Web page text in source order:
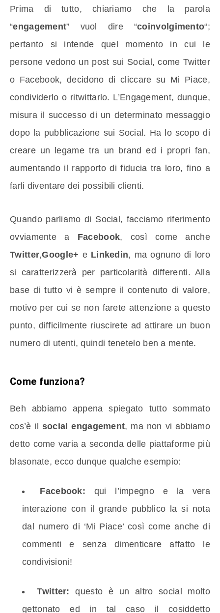
Prima di tutto, chiariamo che la parola
“engagement” vuol dire “coinvolgimento“;
pertanto si intende quel momento in cui le
persone vedono un post sui Social, come Twitter
o Facebook, decidono di cliccare su Mi Piace,
condividerlo o ritwittarlo. L’Engagement, dunque,
misura il successo di un determinato messaggio
dopo la pubblicazione sui Social. Ha lo scopo di
creare un legame tra un brand ed i propri fan,
aumentando il rapporto di fiducia tra loro, fino a
farli diventare dei possibili clienti.
Quando parliamo di Social, facciamo riferimento
ovviamente a Facebook, così come anche
Twitter,Google+ e Linkedin, ma ognuno di loro
si caratterizzerà per particolarità differenti. Alla
base di tutto vi è sempre il contenuto di valore,
motivo per cui se non farete attenzione a questo
punto, difficilmente riuscirete ad attirare un buon
numero di utenti, quindi tenetelo ben a mente.
Come funziona?
Beh abbiamo appena spiegato tutto sommato
cos’è il social engagement, ma non vi abbiamo
detto come varia a seconda delle piattaforme più
blasonate, ecco dunque qualche esempio:
Facebook: qui l’impegno e la vera
interazione con il grande pubblico la si nota
dal numero di ‘Mi Piace’ così come anche di
commenti e senza dimenticare affatto le
condivisioni!
Twitter: questo è un altro social molto
gettonato ed in tal caso il cosiddetto